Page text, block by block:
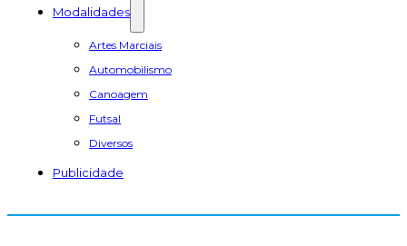
Modalidades
Artes Marciais
Automobilismo
Canoagem
Futsal
Diversos
Publicidade